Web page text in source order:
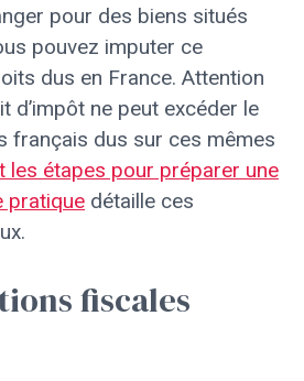
pour des biens situés
pouvez imputer ce
dus en France. Attention
d’impôt ne peut excéder le
français dus sur ces mêmes
les étapes pour préparer une
pratique détaille ces
fiscales